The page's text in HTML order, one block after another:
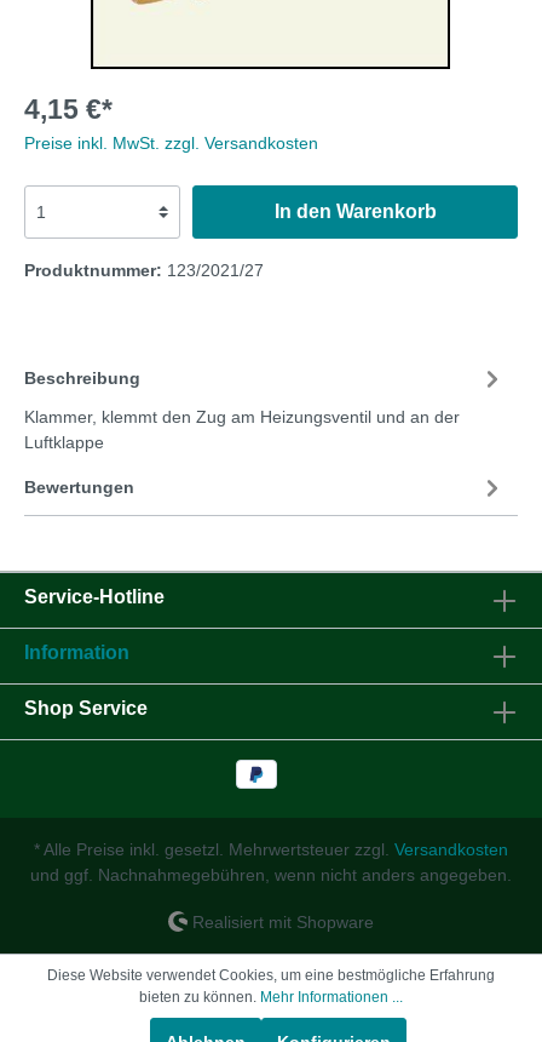
4,15 €*
Preise inkl. MwSt. zzgl. Versandkosten
In den Warenkorb
Produktnummer: 123/2021/27
Beschreibung
Klammer, klemmt den Zug am Heizungsventil und an der
Luftklappe
Bewertungen
Service-Hotline
Information
Shop Service
* Alle Preise inkl. gesetzl. Mehrwertsteuer zzgl. Versandkosten
und ggf. Nachnahmegebühren, wenn nicht anders angegeben.
Realisiert mit Shopware
Diese Website verwendet Cookies, um eine bestmögliche Erfahrung
bieten zu können. Mehr Informationen ...